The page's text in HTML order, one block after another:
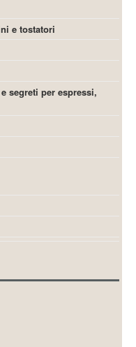
e tostatori
segreti per espressi,